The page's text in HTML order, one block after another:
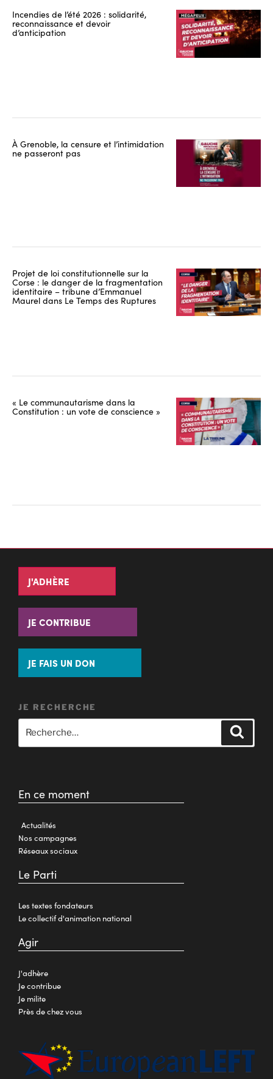
Incendies de l’été 2026 : solidarité,
reconnaissance et devoir
d’anticipation
À Grenoble, la censure et l’intimidation
ne passeront pas
Projet de loi constitutionnelle sur la
Corse : le danger de la fragmentation
identitaire – tribune d’Emmanuel
Maurel dans Le Temps des Ruptures
« Le communautarisme dans la
Constitution : un vote de conscience »
J'ADHÈRE
JE CONTRIBUE
JE FAIS UN DON
JE RECHERCHE
En ce moment
Actualités
Nos campagnes
Réseaux sociaux
Le Parti
Les textes fondateurs
Le collectif d'animation national
Agir
J'adhère
Je contribue
Je milite
Près de chez vous